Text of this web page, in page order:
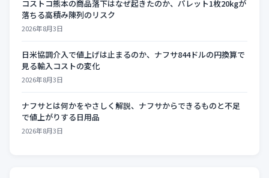
コストコ熊本の商品落下はなぜ起きたのか、パレット1枚20kgが
落ちる高積み陳列のリスク
2026年8月3日
日米協調介入で値上げは止まるのか、ナフサ844ドルの円換算で
見る輸入コストの変化
2026年8月3日
ナフサとは何かをやさしく解説、ナフサからできるものと不足
で値上がりする日用品
2026年8月3日